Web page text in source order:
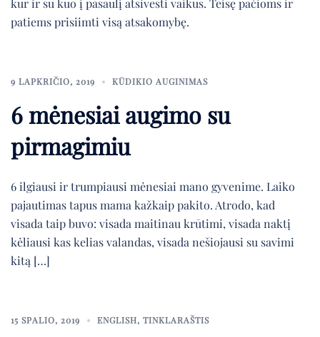
patiems prisiimti visą atsakomybę.
9 LAPKRIČIO, 2019 KŪDIKIO AUGINIMAS
6 mėnesiai augimo su
pirmagimiu
6 ilgiausi ir trumpiausi mėnesiai mano gyvenime. Laiko
pajautimas tapus mama kažkaip pakito. Atrodo, kad
visada taip buvo: visada maitinau krūtimi, visada naktį
kėliausi kas kelias valandas, visada nešiojausi su savimi
kitą […]
15 SPALIO, 2019 ENGLISH, TINKLARAŠTIS